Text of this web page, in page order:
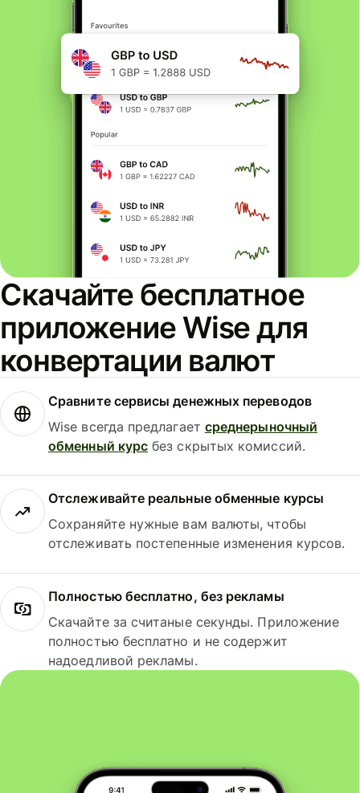
Скачайте бесплатное
приложение Wise для
конвертации валют
Сравните сервисы денежных переводов
Wise всегда предлагает среднерыночный
обменный курс без скрытых комиссий.
Отслеживайте реальные обменные курсы
Сохраняйте нужные вам валюты, чтобы
отслеживать постепенные изменения курсов.
Полностью бесплатно, без рекламы
Скачайте за считаные секунды. Приложение
полностью бесплатно и не содержит
надоедливой рекламы.